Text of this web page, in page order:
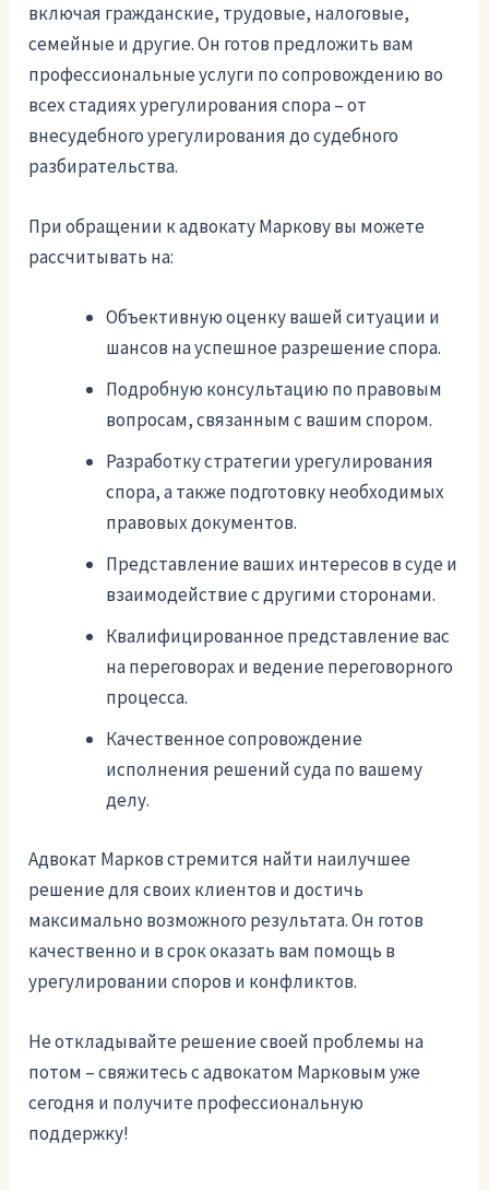
включая гражданские, трудовые, налоговые,
семейные и другие. Он готов предложить вам
профессиональные услуги по сопровождению во
всех стадиях урегулирования спора – от
внесудебного урегулирования до судебного
разбирательства.
При обращении к адвокату Маркову вы можете
рассчитывать на:
Объективную оценку вашей ситуации и
шансов на успешное разрешение спора.
Подробную консультацию по правовым
вопросам, связанным с вашим спором.
Разработку стратегии урегулирования
спора, а также подготовку необходимых
правовых документов.
Представление ваших интересов в суде и
взаимодействие с другими сторонами.
Квалифицированное представление вас
на переговорах и ведение переговорного
процесса.
Качественное сопровождение
исполнения решений суда по вашему
делу.
Адвокат Марков стремится найти наилучшее
решение для своих клиентов и достичь
максимально возможного результата. Он готов
качественно и в срок оказать вам помощь в
урегулировании споров и конфликтов.
Не откладывайте решение своей проблемы на
потом – свяжитесь с адвокатом Марковым уже
сегодня и получите профессиональную
поддержку!